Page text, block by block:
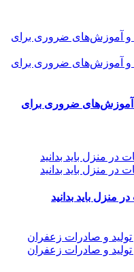
آموزش‌های ضروری برای
منزل باید بدانید